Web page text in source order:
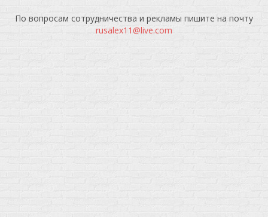
По вопросам сотрудничества и рекламы пишите на почту
rusalex11@live.com